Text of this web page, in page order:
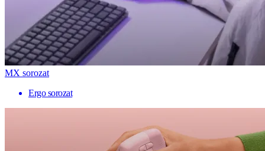
MX sorozat
Ergo sorozat